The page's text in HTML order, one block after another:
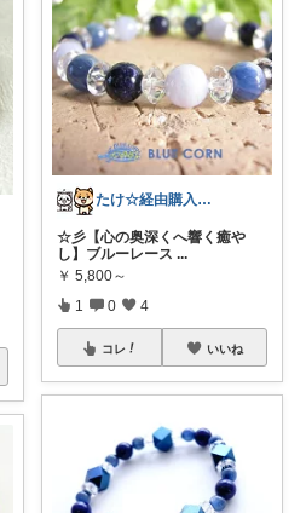
たけ☆経由購入感謝します！ありがとう！☆
☆彡【心の奥深くへ響く癒や
し】ブルーレース ...
￥ 5,800～
1 0 4
コレ いいね